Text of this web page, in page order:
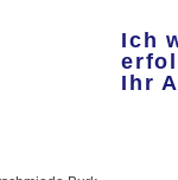
Ich
Ihr